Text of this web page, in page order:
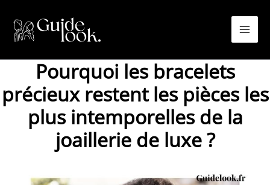
contenu
Pourquoi les bracelets
précieux restent les pièces les
plus intemporelles de la
joaillerie de luxe ?